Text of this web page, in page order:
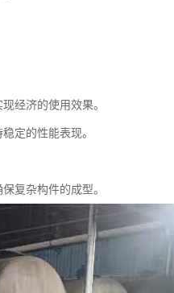
经济的使用效果。
定的性能表现。
复杂构件的成型。